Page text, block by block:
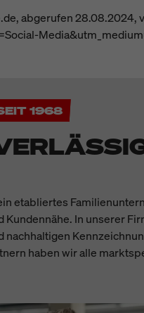
abgerufen
1968
etabliertes
Kundennähe. In unserer
nachhaltigen
haben wir alle